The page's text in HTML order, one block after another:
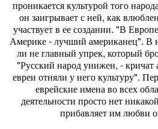
проникается культурой того
он заигрывает с ней, как
участвует в ее создании. "В
Америке - лучший американец". В
ли не главный упрек, который
"Русский народ унижен, -
евреи отняли у него культуру".
еврейские имена во всех
деятельности просто нет
прибавляет им любви